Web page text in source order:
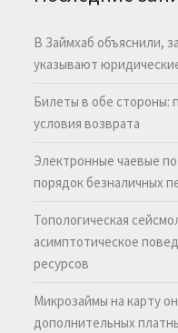
В Займхаб объяснили,
указывают
Билеты в обе стороны:
условия возврата
Электронные чаевые
порядок безналичных
Топологическая
асимптотическое
ресурсов
Микрозаймы на карту
дополнительных